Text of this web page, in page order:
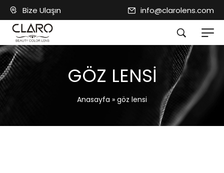
Bize Ulaşın info@clarolens.com
GÖZ LENSI
Anasayfa » göz lensi